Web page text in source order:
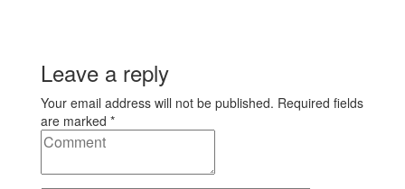
Leave a reply
Your email address will not be published. Required fields
are marked *